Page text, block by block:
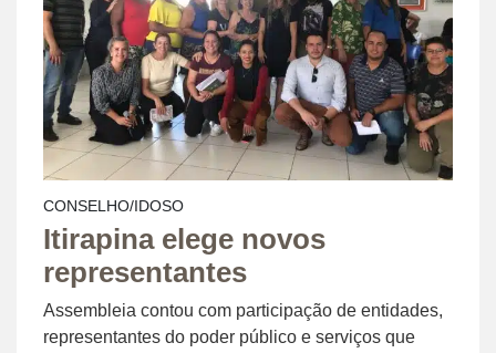
CONSELHO/IDOSO
Itirapina elege novos
representantes
Assembleia contou com participação de entidades,
representantes do poder público e serviços que